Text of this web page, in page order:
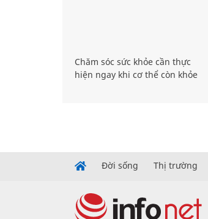
Chăm sóc sức khỏe cần thực
hiện ngay khi cơ thể còn khỏe
Đời sống Thị trường